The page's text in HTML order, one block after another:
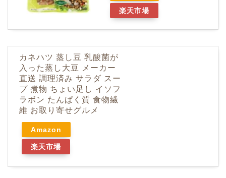
楽天市場
カネハツ 蒸し豆 乳酸菌が
入った蒸し大豆 メーカー
直送 調理済み サラダ スー
プ 煮物 ちょい足し イソフ
ラボン たんぱく質 食物繊
維 お取り寄せグルメ
Amazon
楽天市場